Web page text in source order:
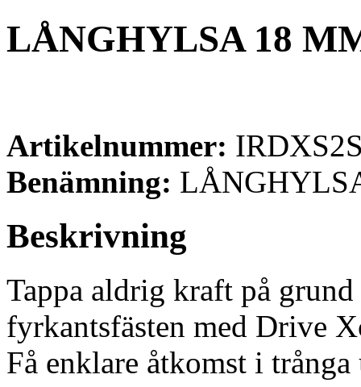
LÅNGHYLSA 18
Artikelnummer:
Benämning:
Beskrivning
Tappa aldrig kraft på
fyrkantsfästen med Drive
Få enklare åtkomst i